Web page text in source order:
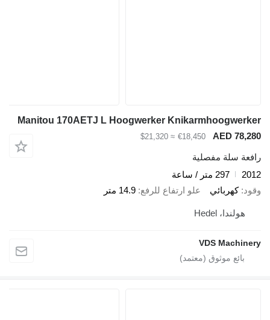
Manitou 170AETJ L Hoogwerker Knikarmhoogwerker
AED 78,280
€18,450
≈ $21,320
رافعة سلة مفصلية
2012
297 متر / ساعة
وقود كهربائي علو ارتفاع للرفع 14.9 متر
هولندا، Hedel
VDS Machinery